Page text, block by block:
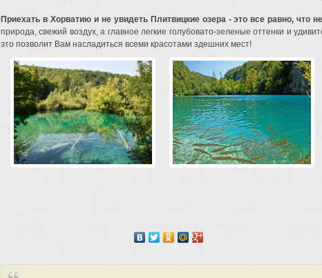
Приехать в Хорватию и не увидеть Плитвицкие озера - это все равно, что
природа, свежий воздух, а главное легкие голубовато-зеленые оттенки и
это позволит Вам насладиться всеми красотами здешних мест!